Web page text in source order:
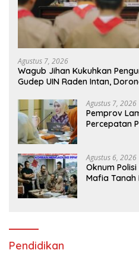
Agustus 7, 2026
Wagub Jihan Kukuhkan
Gudep UIN Raden Intan,
Agustus 7, 2026
Pemprov
Percepatan
Agustus 6, 2026
Oknum
Mafia Tanah
Pendidikan